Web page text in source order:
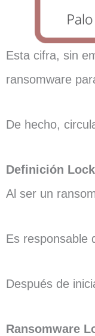
Esta cifra, sin
ransomware
De hecho,
Definición
Al ser un
Es responsable
Después de
Ransomware